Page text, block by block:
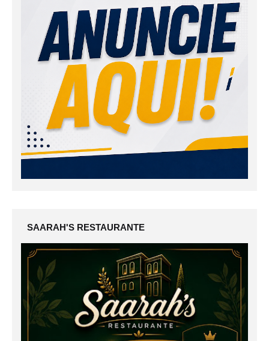
SAARAH'S RESTAURANTE